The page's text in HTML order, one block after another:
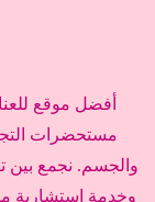
أفضل موقع
مستحضرات
والجسم. نجمع بين
وخدمة استشارية